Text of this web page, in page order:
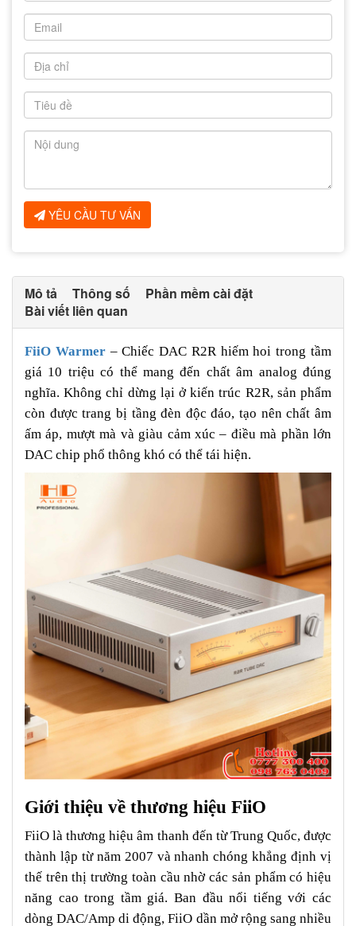
YÊU CẦU TƯ VẤN
Mô tả Thông số
Phần mềm cài đặt
Bài viết liên quan
FiiO Warmer– Chiếc DAC R2R hiếm hoi trong tầm
giá 10 triệu có thể mang đến chất âm analog đúng
nghĩa. Không chỉ dừng lại ở kiến trúc R2R, sản phẩm
còn được trang bị tầng đèn độc đáo, tạo nên chất âm
ấm áp, mượt mà và giàu cảm xúc – điều mà phần lớn
DAC chip phổ thông khó có thể tái hiện.
Giới thiệu về thương hiệu FiiO
FiiO là thương hiệu âm thanh đến từ Trung Quốc, được
thành lập từ năm 2007 và nhanh chóng khẳng định vị
thế trên thị trường toàn cầu nhờ các sản phẩm có hiệu
năng cao trong tầm giá. Ban đầu nổi tiếng với các
dòng DAC/Amp di động, FiiO dần mở rộng sang nhiều